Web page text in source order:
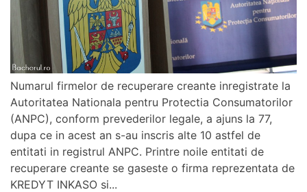
Numarul firmelor de recuperare creante inregistrate la
Autoritatea Nationala pentru Protectia Consumatorilor
(ANPC), conform prevederilor legale, a ajuns la 77,
dupa ce in acest an s-au inscris alte 10 astfel de
entitati in registrul ANPC. Printre noile entitati de
recuperare creante se gaseste o firma reprezentata de
KREDYT INKASO si...